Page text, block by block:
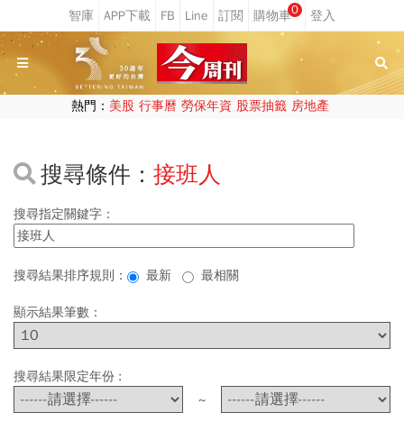
0
熱門： 美股 行事曆 勞保年資 股票抽籤 房地產
搜尋條件： 接班人
搜尋指定關鍵字：
搜尋結果排序規則： 最新 最相關
顯示結果筆數：
搜尋結果限定年份 :
~